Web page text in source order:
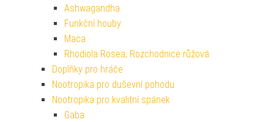
Ashwagandha
Funkční houby
Maca
Rhodiola Rosea, Rozchodnice růžová
Doplňky pro hráče
Nootropika pro duševní pohodu
Nootropika pro kvalitní spánek
Gaba